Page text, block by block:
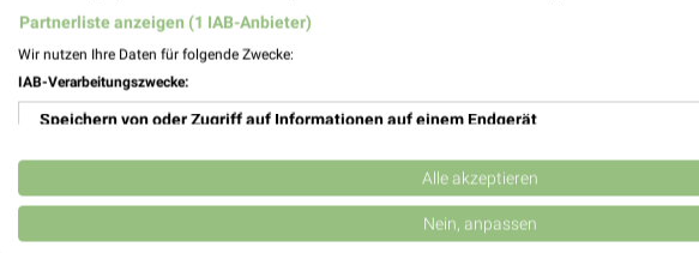
415,45 km
Partnerliste anzeigen (1 IAB-Anbieter)
Wir nutzen Ihre Daten für folgende Zwecke:
IAB-Verarbeitungszwecke:
Speichern von oder Zugriff auf Informationen auf einem Endgerät
Verwendung reduzierter Daten zur Auswahl von Werbeanzeigen
Erstellung von Profilen für personalisierte Werbung
Alle akzeptieren
Nein, anpassen